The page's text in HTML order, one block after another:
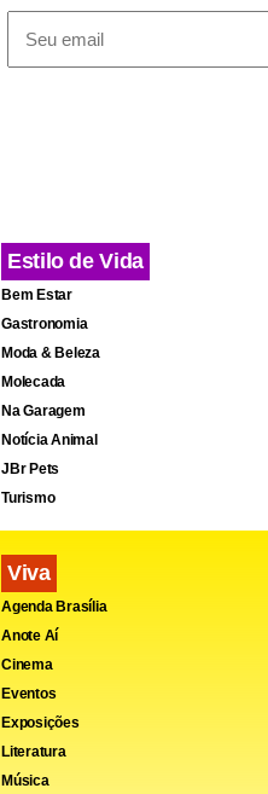
Estilo de Vida
Bem Estar
Gastronomia
Moda & Beleza
Molecada
Na Garagem
Notícia Animal
JBr Pets
Turismo
Viva
Agenda Brasília
Anote Aí
Cinema
Eventos
Exposições
Literatura
Música